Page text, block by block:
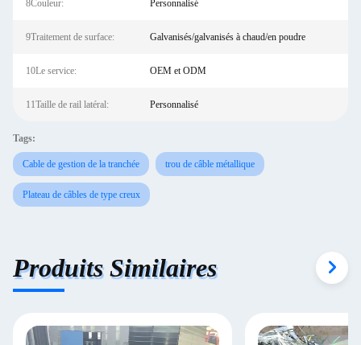
8Couleur: Personnalisé
9Traitement de surface: Galvanisés/galvanisés à chaud/en poudre
10Le service: OEM et ODM
11Taille de rail latéral: Personnalisé
Tags:
Cable de gestion de la tranchée trou de câble métallique
Plateau de câbles de type creux
Produits Similaires